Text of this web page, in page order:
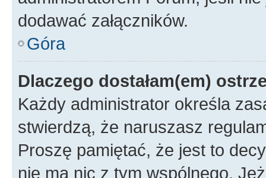
dodawać załączników.
Góra
Dlaczego dostałam(em)
Każdy administrator określa
stwierdzą, że naruszasz
Proszę pamiętać, że jest to
nie ma nic z tym wspólnego.